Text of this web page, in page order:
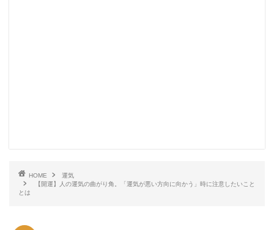
HOME
運気
【開運】人の運気の曲がり角。「運気が悪い方向に向かう」時に注意したいこと
とは